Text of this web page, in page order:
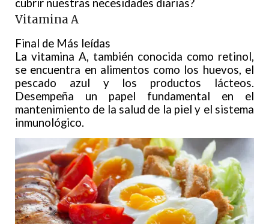
cubrir nuestras necesidades diarias?
Vitamina A
Final de Más leídas
La vitamina A, también conocida como retinol,
se encuentra en alimentos como los huevos, el
pescado azul y los productos lácteos.
Desempeña un papel fundamental en el
mantenimiento de la salud de la piel y el sistema
inmunológico.